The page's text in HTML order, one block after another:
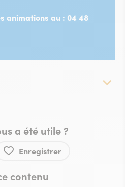
animations au : 04 48
a été utile ?
Enregistrer
contenu